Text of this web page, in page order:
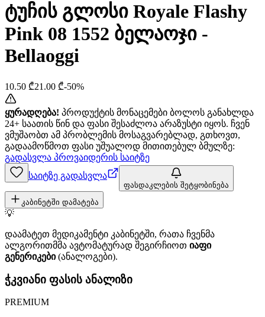
ტუჩის გლოსი Royale Flashy
Pink 08 1552 ბელაოჯი -
Bellaoggi
10.50 ₾21.00 ₾-50%
ყურადღება! პროდუქტის მონაცემები ბოლოს განახლდა
24+ საათის წინ და ფასი შესაძლოა არაზუსტი იყოს. ჩვენ
ვმუშაობთ ამ პრობლემის მოსაგვარებლად, გთხოვთ,
გადაამოწმოთ ფასი უშუალოდ მითითებულ ბმულზე:
გადასვლა პროვაიდერის საიტზე
საიტზე გადასვლა
ფასდაკლების შეტყობინება
კაბინეტში დამატება
💡
დაამატეთ მედიკამენტი კაბინეტში, რათა ჩვენმა
ალგორითმმა ავტომატურად შეგირჩიოთ იაფი
გენერიკები(ანალოგები).
ჭკვიანი ფასის ანალიზი
PREMIUM